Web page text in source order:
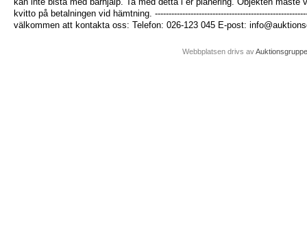
kvitto på betalningen vid hämtning.
välkommen att kontakta oss: Telefon: 026-123 045 E-post:
Webbplatsen drivs av